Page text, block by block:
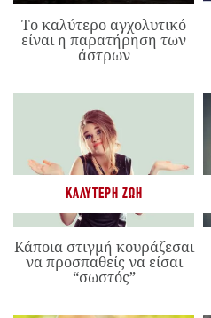
Το καλύτερο αγχολυτικό
είναι η παρατήρηση των
άστρων
ΚΑΛΎΤΕΡΗ ΖΩΉ
Κάποια στιγμή κουράζεσαι
να προσπαθείς να είσαι
“σωστός”